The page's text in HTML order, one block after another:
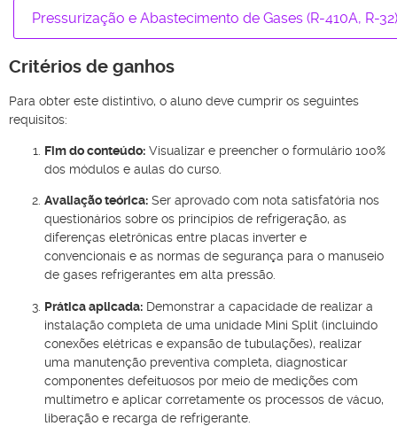
Pressurização e Abastecimento de Gases (R-410A, R-
Critérios de ganhos
Para obter este distintivo, o aluno deve cumprir os seguintes
requisitos:
Fim do conteúdo: Visualizar e preencher o formulário 100%
dos módulos e aulas do curso.
Avaliação teórica: Ser aprovado com nota satisfatória nos
questionários sobre os princípios de refrigeração, as
diferenças eletrônicas entre placas inverter e
convencionais e as normas de segurança para o manuseio
de gases refrigerantes em alta pressão.
Prática aplicada: Demonstrar a capacidade de realizar a
instalação completa de uma unidade Mini Split (incluindo
conexões elétricas e expansão de tubulações), realizar
uma manutenção preventiva completa, diagnosticar
componentes defeituosos por meio de medições com
multímetro e aplicar corretamente os processos de vácuo,
liberação e recarga de refrigerante.